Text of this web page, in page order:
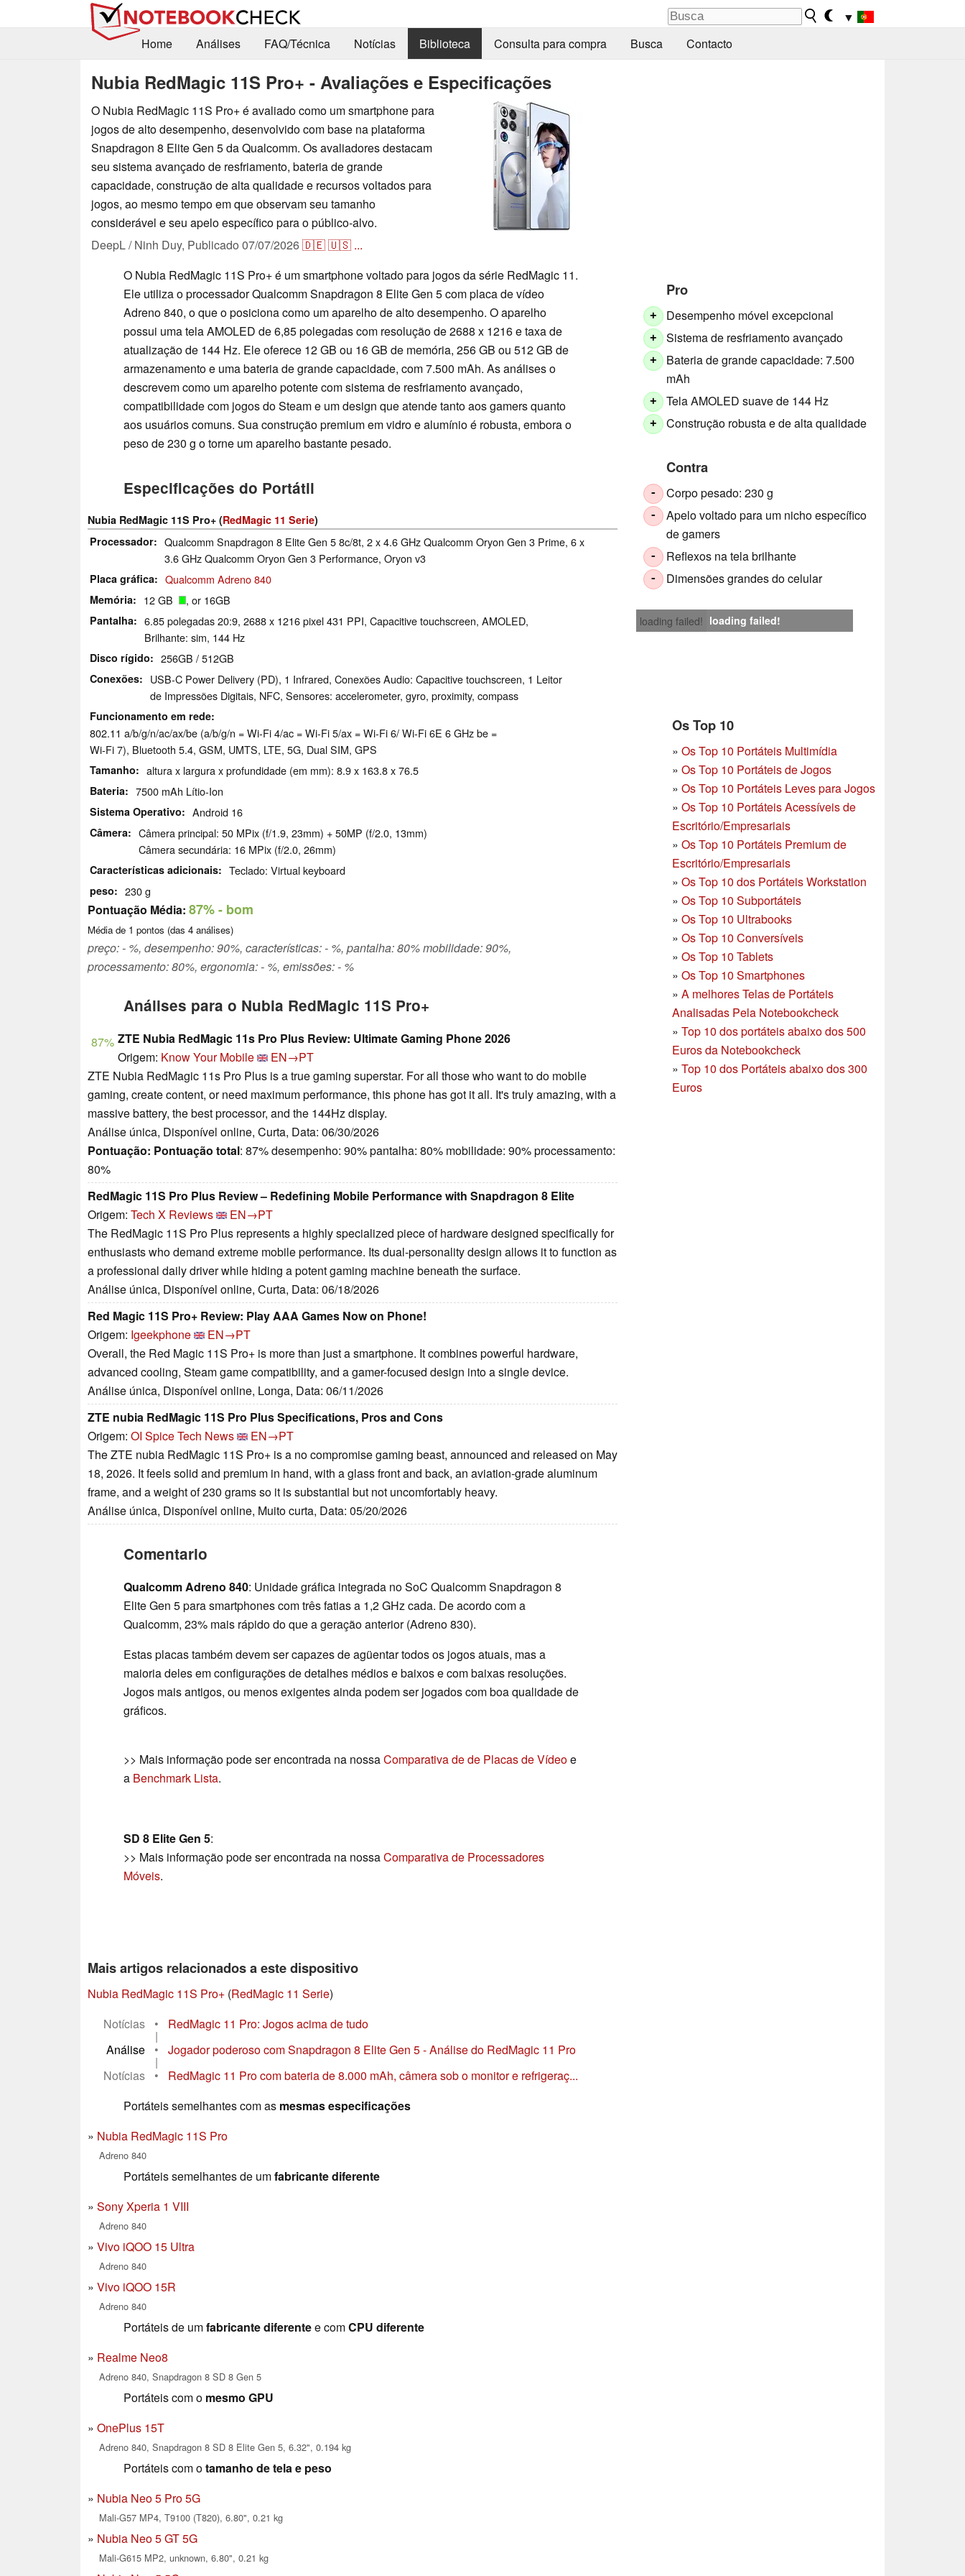
▼
Home
Análises FAQ/Técnica Notícias Biblioteca Consulta para compra Busca Contacto
Nubia RedMagic 11S Pro+ - Avaliações e Especificações
O Nubia RedMagic 11S Pro+ é avaliado como um smartphone para
jogos de alto desempenho, desenvolvido com base na plataforma
Snapdragon 8 Elite Gen 5 da Qualcomm. Os avaliadores destacam
seu sistema avançado de resfriamento, bateria de grande
capacidade, construção de alta qualidade e recursos voltados para
jogos, ao mesmo tempo em que observam seu tamanho
considerável e seu apelo específico para o público-alvo.
DeepL / Ninh Duy, Publicado 07/07/2026🇩🇪🇺🇸 ...
Pro
+ Desempenho móvel excepcional
+ Sistema de resfriamento avançado
+
Bateria de grande capacidade: 7.500
mAh
+ Tela AMOLED suave de 144 Hz
+ Construção robusta e de alta qualidade
Contra
- Corpo pesado: 230 g
-
Apelo voltado para um nicho específico
de gamers
- Reflexos na tela brilhante
- Dimensões grandes do celular
loading failed! loading failed!
O Nubia RedMagic 11S Pro+ é um smartphone voltado para jogos da série RedMagic 11.
Ele utiliza o processador Qualcomm Snapdragon 8 Elite Gen 5 com placa de vídeo
Adreno 840, o que o posiciona como um aparelho de alto desempenho. O aparelho
possui uma tela AMOLED de 6,85 polegadas com resolução de 2688 x 1216 e taxa de
atualização de 144 Hz. Ele oferece 12 GB ou 16 GB de memória, 256 GB ou 512 GB de
armazenamento e uma bateria de grande capacidade, com 7.500 mAh. As análises o
descrevem como um aparelho potente com sistema de resfriamento avançado,
compatibilidade com jogos do Steam e um design que atende tanto aos gamers quanto
aos usuários comuns. Sua construção premium em vidro e alumínio é robusta, embora o
peso de 230 g o torne um aparelho bastante pesado.
Os Top 10
» Os Top 10 Portáteis Multimídia
» Os Top 10 Portáteis de Jogos
» Os Top 10 Portáteis Leves para Jogos
» Os Top 10 Portáteis Acessíveis de
Escritório/Empresariais
» Os Top 10 Portáteis Premium de
Escritório/Empresariais
» Os Top 10 dos Portáteis Workstation
» Os Top 10 Subportáteis
» Os Top 10 Ultrabooks
» Os Top 10 Conversíveis
» Os Top 10 Tablets
» Os Top 10 Smartphones
» A melhores Telas de Portáteis
Analisadas Pela Notebookcheck
» Top 10 dos portáteis abaixo dos 500
Euros da Notebookcheck
» Top 10 dos Portáteis abaixo dos 300
Euros
Especificações do Portátil
Nubia RedMagic 11S Pro+ (RedMagic 11 Serie)
Processador
Qualcomm Snapdragon 8 Elite Gen 5 8c/8t, 2 x 4.6 GHz Qualcomm Oryon Gen 3 Prime, 6 x
3.6 GHz Qualcomm Oryon Gen 3 Performance, Oryon v3
Placa gráfica Qualcomm Adreno 840
Memória 12 GB , or 16GB
Pantalha
6.85 polegadas 20:9, 2688 x 1216 pixel 431 PPI, Capacitive touchscreen, AMOLED,
Brilhante: sim, 144 Hz
Disco rígido 256GB / 512GB
Conexões
USB-C Power Delivery (PD), 1 Infrared, Conexões Audio: Capacitive touchscreen, 1 Leitor
de Impressões Digitais, NFC, Sensores: accelerometer, gyro, proximity, compass
Funcionamento em rede
802.11 a/​b/​g/​n/​ac/​ax/​be (a/b/g/n = Wi-Fi 4/ac = Wi-Fi 5/ax = Wi-Fi 6/ Wi-Fi 6E 6 GHz be =
Wi-Fi 7), Bluetooth 5.4, GSM, UMTS, LTE, 5G, Dual SIM, GPS
Tamanho altura x largura x profundidade (em mm): 8.9 x 163.8 x 76.5
Bateria 7500 mAh Lítio-Ion
Sistema Operativo Android 16
Câmera
Câmera principal: 50 MPix (f/1.9, 23mm) + 50MP (f/2.0, 13mm)
Câmera secundária: 16 MPix (f/2.0, 26mm)
Características adicionais Teclado: Virtual keyboard
peso 230 g
Pontuação Média: 87%- bom
Média de 1 pontos (das 4 análises)
preço: - %, desempenho: 90%, características: - %, pantalha: 80% mobilidade: 90%,
processamento: 80%, ergonomia: - %, emissões: - %
Análises para o Nubia RedMagic 11S Pro+
87% ZTE Nubia RedMagic 11s Pro Plus Review: Ultimate Gaming Phone 2026
Origem: Know Your Mobile
EN→PT
ZTE Nubia RedMagic 11s Pro Plus is a true gaming superstar. For all those who want to do mobile
gaming, create content, or need maximum performance, this phone has got it all. It's truly amazing, with a
massive battery, the best processor, and the 144Hz display.
Análise única, Disponível online, Curta, Data: 06/30/2026
Pontuação: Pontuação total: 87% desempenho: 90% pantalha: 80% mobilidade: 90% processamento:
80%
RedMagic 11S Pro Plus Review – Redefining Mobile Performance with Snapdragon 8 Elite
Origem: Tech X Reviews
EN→PT
The RedMagic 11S Pro Plus represents a highly specialized piece of hardware designed specifically for
enthusiasts who demand extreme mobile performance. Its dual-personality design allows it to function as
a professional daily driver while hiding a potent gaming machine beneath the surface.
Análise única, Disponível online, Curta, Data: 06/18/2026
Red Magic 11S Pro+ Review: Play AAA Games Now on Phone!
Origem: Igeekphone
EN→PT
Overall, the Red Magic 11S Pro+ is more than just a smartphone. It combines powerful hardware,
advanced cooling, Steam game compatibility, and a gamer-focused design into a single device.
Análise única, Disponível online, Longa, Data: 06/11/2026
ZTE nubia RedMagic 11S Pro Plus Specifications, Pros and Cons
Origem: OI Spice Tech News
EN→PT
The ZTE nubia RedMagic 11S Pro+ is a no compromise gaming beast, announced and released on May
18, 2026. It feels solid and premium in hand, with a glass front and back, an aviation-grade aluminum
frame, and a weight of 230 grams so it is substantial but not uncomfortably heavy.
Análise única, Disponível online, Muito curta, Data: 05/20/2026
Comentario
Qualcomm Adreno 840: Unidade gráfica integrada no SoC Qualcomm Snapdragon 8
Elite Gen 5 para smartphones com três fatias a 1,2 GHz cada. De acordo com a
Qualcomm, 23% mais rápido do que a geração anterior (Adreno 830).
Estas placas também devem ser capazes de agüentar todos os jogos atuais, mas a
maioria deles em configurações de detalhes médios e baixos e com baixas resoluções.
Jogos mais antigos, ou menos exigentes ainda podem ser jogados com boa qualidade de
gráficos.
>> Mais informação pode ser encontrada na nossaComparativa de de Placas de Vídeoe
a Benchmark Lista.
SD 8 Elite Gen 5:
>> Mais informação pode ser encontrada na nossaComparativa de Processadores
Móveis.
Mais artigos relacionados a este dispositivo
Nubia RedMagic 11S Pro+ (RedMagic 11 Serie)
Notícias
• RedMagic 11 Pro: Jogos acima de tudo
|
Análise
• Jogador poderoso com Snapdragon 8 Elite Gen 5 - Análise do RedMagic 11 Pro
|
Notícias
•
RedMagic 11 Pro com bateria de 8.000 mAh, câmera sob o monitor e refrigeraç...
Portáteis semelhantes com as mesmas especificações
Nubia RedMagic 11S Pro
Adreno 840
Portáteis semelhantes de umfabricante diferente
Sony Xperia 1 VIII
Adreno 840
Vivo iQOO 15 Ultra
Adreno 840
Vivo iQOO 15R
Adreno 840
Portáteis de umfabricante diferentee comCPU diferente
Realme Neo8
Adreno 840, Snapdragon 8 SD 8 Gen 5
Portáteis com o mesmo GPU
OnePlus 15T
Adreno 840, Snapdragon 8 SD 8 Elite Gen 5, 6.32", 0.194 kg
Portáteis com otamanho de tela e peso
Nubia Neo 5 Pro 5G
Mali-G57 MP4, T9100 (T820), 6.80", 0.21 kg
Nubia Neo 5 GT 5G
Mali-G615 MP2, unknown, 6.80", 0.21 kg